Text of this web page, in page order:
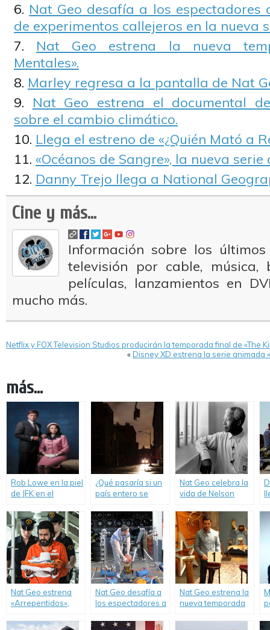
Nat Geo desafía a los espectadores
de experimentos callejeros en la nueva
Nat Geo estrena la nueva
Mentales».
Marley regresa a la pantalla de Nat
Nat Geo estrena el documental
sobre el cambio climático.
Llega el estreno de «¿Quién Mató a
«Océanos de Sangre», la nueva serie
Danny Trejo llega a National
Cine y más...
Información sobre los
televisión por cable, música,
películas, lanzamientos en
mucho más.
Netflix y FOX Television Studios producirán la temporada final de «The
«Disney XD estrena la serie animada
más...
Rob Lowe en la piel
de JFK en el
«¿Quién mató a
Kennedy?».
¿Qué pasaría si un
país entero se
energía eléctrica
durante 10 días?
Nat Geo te lo
muestra en «El
Gran Apagón».
Nat Geo celebra la
vida de Nelson
«Mandela: Su Vida
y su Legado».
Nat Geo estrena
«Arrepentidos»,
producción original
Nat Geo desafía a
los espectadores a
de experimentos
Nat Geo estrena la
nueva temporada